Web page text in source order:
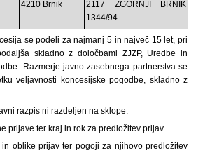
4210 Brnik
2117 ZGORNJI BRNIK
1344/94.
se podeli za najmanj 5 in največ 15 let, pri
skladno z določbami ZJZP, Uredbe in
Razmerje javno-zasebnega partnerstva se
veljavnosti koncesijske pogodbe, skladno z
razpis ni razdeljen na sklope.
prijave ter kraj in rok za predložitev prijav
oblike prijav ter pogoji za njihovo predložitev